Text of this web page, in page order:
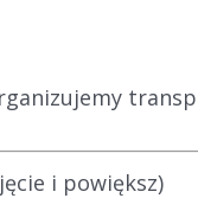
i powiększ)